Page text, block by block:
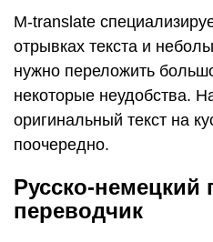
M-translate
отрывках текста и
нужно переложить
некоторые неудобства.
оригинальный текст на
поочередно.
Русско-немецкий
переводчик